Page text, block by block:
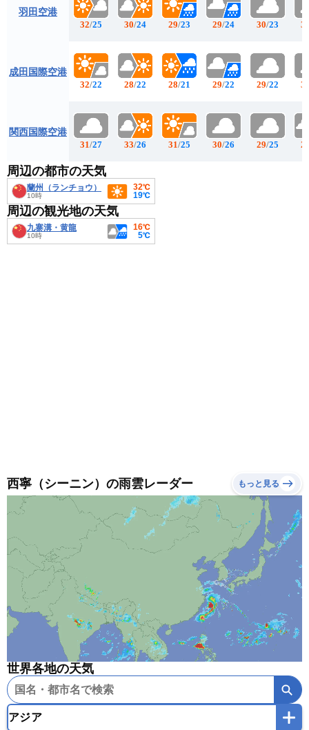
羽田空港
成田国際空港
関西国際空港
32/25
32/22
31/27
30/24
28/22
33/26
29/23
28/21
31/25
29/24
29/22
30/26
30/23
29/22
29/25
周辺の都市の天気
蘭州（ランチョウ）
10時
32℃
19℃
周辺の観光地の天気
九寨溝・黄龍
10時
16℃
5℃
西寧（シーニン）の雨雲レーダー もっと見る
世界各地の天気
アジア